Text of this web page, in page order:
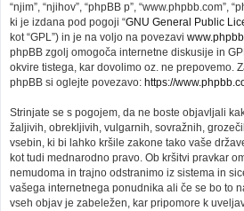
“njim”, “njihov”, “phpBB p”, “www.phpbb.com”,
ki je izdana pod pogoji “GNU General Public
kot “GPL”) in je na voljo na povezavi
phpBB zgolj omogoča internetne diskusije in
okvire tistega, kar dovolimo oz. ne prepovemo.
phpBB si oglejte povezavo: https://
Strinjate se s pogojem, da ne boste objavljali
žaljivih, obrekljivih, vulgarnih, sovražnih,
vsebin, ki bi lahko kršile zakone tako vaše
kot tudi mednarodno pravo. Ob kršitvi pravkar
nemudoma in trajno odstranimo iz sistema in
vašega internetnega ponudnika ali če se bo to
vseh objav je zabeležen, kar pripomore k